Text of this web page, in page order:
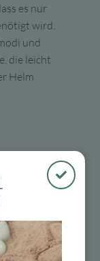
es nur
wird.
und
die leicht
Helm